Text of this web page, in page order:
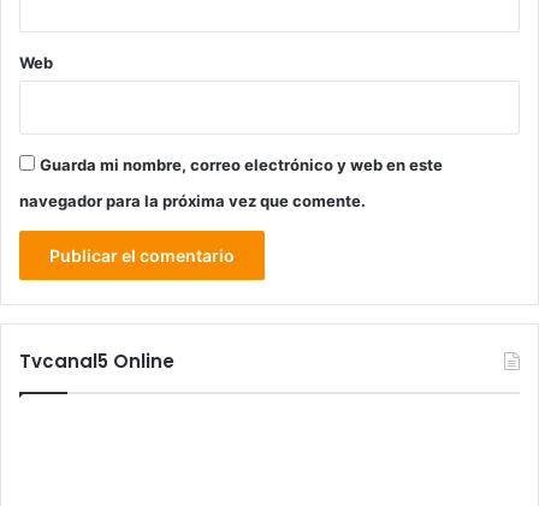
Web
Guarda mi nombre, correo electrónico y web en este
navegador para la próxima vez que comente.
Tvcanal5 Online